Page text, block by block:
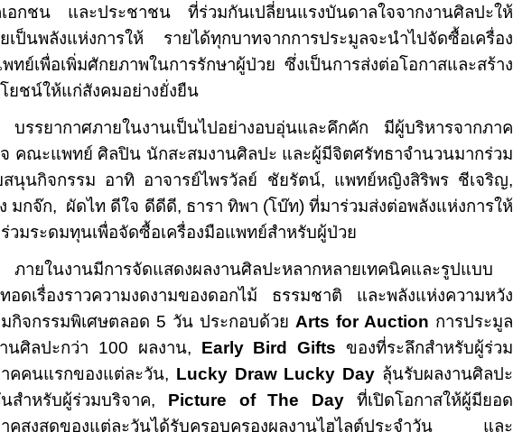
อกชน และประชาชน ที่ร่วมกันเปลี่ยนแรงบันดาลใจจากงานศิลปะให้
เป็นพลังแห่งการให้ รายได้ทุกบาทจากการประมูลจะนำไปจัดซื้อเครื่อง
ทย์เพื่อเพิ่มศักยภาพในการรักษาผู้ป่วย ซึ่งเป็นการส่งต่อโอกาสและสร้าง
ยชน์ให้แก่สังคมอย่างยั่งยืน
บรรยากาศภายในงานเป็นไปอย่างอบอุ่นและคึกคัก มีผู้บริหารจากภาค
คณะแพทย์ ศิลปิน นักสะสมงานศิลปะ และผู้มีจิตศรัทธาจำนวนมากร่วม
นุนกิจกรรม อาทิ อาจารย์ไพรวัลย์ ชัยรัตน์, แพทย์หญิงสิริพร ชีเจริญ,
มกจ๊ก, ผัดไท ดีใจ ดีดีดี, ธารา ทิพา (โบ๊ท) ที่มาร่วมส่งต่อพลังแห่งการให้
วมระดมทุนเพื่อจัดซื้อเครื่องมือแพทย์สำหรับผู้ป่วย
ภายในงานมีการจัดแสดงผลงานศิลปะหลากหลายเทคนิคและรูปแบบ
อดเรื่องราวความงดงามของดอกไม้ ธรรมชาติ และพลังแห่งความหวัง
กิจกรรมพิเศษตลอด 5 วัน ประกอบด้วย Arts for Auction การประมูล
นศิลปะกว่า 100 ผลงาน, Early Bird Gifts ของที่ระลึกสำหรับผู้ร่วม
คคนแรกของแต่ละวัน, Lucky Draw Lucky Day ลุ้นรับผลงานศิลปะ
สำหรับผู้ร่วมบริจาค, Picture of The Day
ที่เปิดโอกาสให้ผู้มียอด
คสูงสุดของแต่ละวันได้รับครอบครองผลงานไฮไลต์ประจำวัน และ